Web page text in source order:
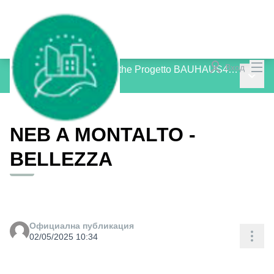
Вход
Consultation Process for the Progetto BAUHAUS4MED
Блог
NEB A MONTALTO -
BELLEZZA
Официална публикация
02/05/2025 10:34